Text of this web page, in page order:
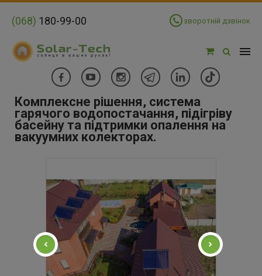
(068) 180-99-00 зворотній дзвінок
Комплексне рішення, система
гарячого водопостачання, підігріву
басейну та підтримки опалення на
вакуумних колекторах.